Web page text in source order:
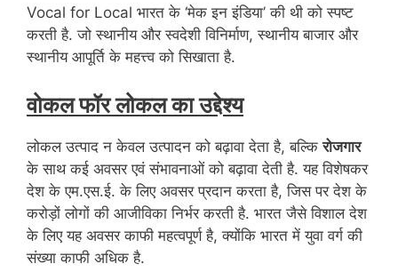
Vocal for Local भारत के ‘मेक इन इंडिया’ की थी को स्पष्ट
करती है. जो स्थानीय और स्वदेशी विनिर्माण, स्थानीय बाजार और
स्थानीय आपूर्ति के महत्त्व को सिखाता है.
वोकल फॉर लोकल का उद्देश्य
लोकल उत्पाद न केवल उत्पादन को बढ़ावा देता है, बल्किरोजगार
के साथ कई अवसर एवं संभावनाओं को बढ़ावा देती है. यह विशेषकर
देश के एम.एस.ई. के लिए अवसर प्रदान करता है, जिस पर देश के
करोड़ों लोगों की आजीविका निर्भर करती है. भारत जैसे विशाल देश
के लिए यह अवसर काफी महत्वपूर्ण है, क्योंकि भारत में युवा वर्ग की
संख्या काफी अधिक है.